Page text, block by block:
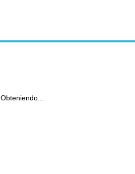
Obteniendo...